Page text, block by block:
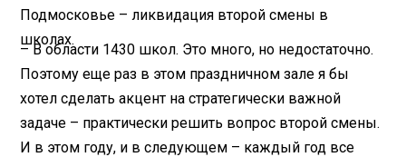
Подмосковье – ликвидация второй смены в
школах.
– В области 1430 школ. Это много, но недостаточно.
Поэтому еще раз в этом праздничном зале я бы
хотел сделать акцент на стратегически важной
задаче – практически решить вопрос второй смены.
И в этом году, и в следующем – каждый год все